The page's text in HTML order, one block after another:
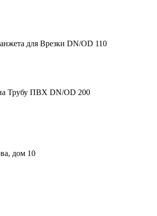
для Врезки DN/OD 110
Трубу ПВХ DN/OD 200
дом 10